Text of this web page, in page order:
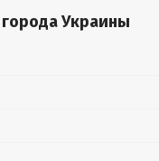
Украины